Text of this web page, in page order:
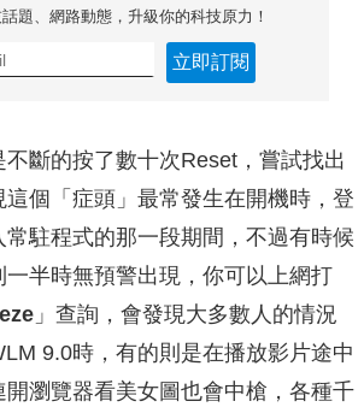
題、網路動態，升級你的科技原力！
立即訂閱
不斷的按了數十次Reset，嘗試找出
這個「症頭」最常發生在開機時，登
常駐程式的那一段期間，不過有時候
半時無預警出現，你可以上網打
」查詢，會發現大多數人的情況
9.0時，有的則是在播放影片途中
開瀏覽器看美女圖也會中槍，各種千